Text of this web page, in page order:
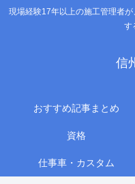
現場経験17年以上の施工管理者
す
信
おすすめ記事まとめ
資格
仕事車・カスタム